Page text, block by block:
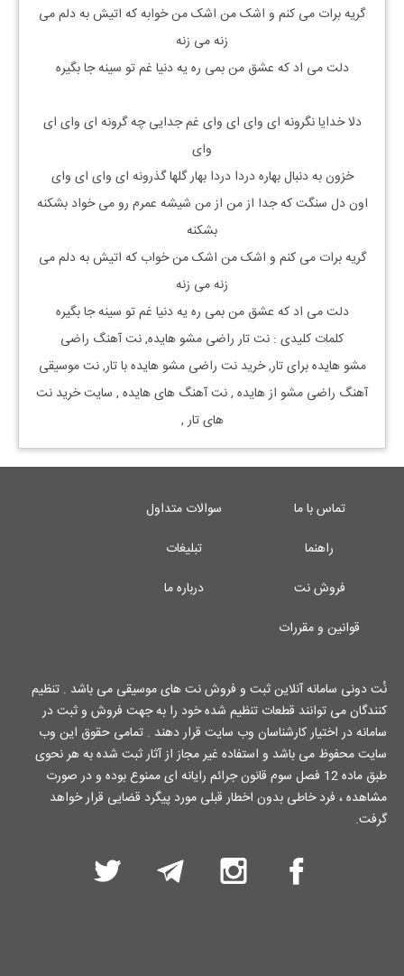
گریه برات می کنم و اشک من اشک من خوابه که اتیش به دلم می
زنه می زنه
دلت می اد که عشق من بمی ره یه دنیا غم تو سینه جا بگیره
دلا خدایا نگرونه ای وای ای وای غم جدایی چه گرونه ای وای ای
وای
خزون به دنبال بهاره دردا دردا بهار گلها گذرونه ای وای ای وای
اون دل سنگت که جدا از من از من شیشه عمرم رو می خواد بشکنه
بشکنه
گریه برات می کنم و اشک من اشک من خواب که اتیش به دلم می
زنه می زنه
دلت می اد که عشق من بمی ره یه دنیا غم تو سینه جا بگیره
کلمات کلیدی : نتتارراضی مشوهایده, نت آهنگ راضی
مشوهایدهبرایتار, خرید نت راضی مشوهایدهباتار, نت موسیقی
آهنگ راضی مشو ازهایده , نت آهنگ هایهایده , سایت خرید نت
هایتار,
تماس با ما
سوالات متداول
راهنما
تبلیغات
فروش نت
درباره ما
قوانین و مقررات
نُت دونی سامانه آنلاین ثبت و فروش نت های موسیقی می باشد . تنظیم
کنندگان می توانند قطعات تنظیم شده خود را به جهت فروش و ثبت در
سامانه در اختیار کارشناسان وب سایت قرار دهند . تمامی حقوق این وب
سایت محفوظ می باشد و استفاده غیر مجاز از آثار ثبت شده به هر نحوی
طبق ماده 12 فصل سوم قانون جرائم رایانه ای ممنوع بوده و در صورت
مشاهده ، فرد خاطی بدون اخطار قبلی مورد پیگرد قضایی قرار خواهد
گرفت.